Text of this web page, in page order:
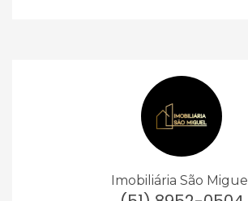
Imobiliária São Miguel